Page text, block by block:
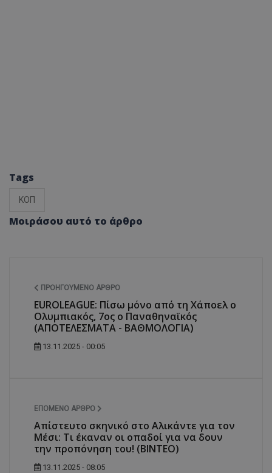
Tags
ΚΟΠ
Μοιράσου αυτό το άρθρο
ΠΡΟΗΓΟΎΜΕΝΟ ΆΡΘΡΟ
EUROLEAGUE: Πίσω μόνο από τη Χάποελ ο
Ολυμπιακός, 7ος ο Παναθηναϊκός
(ΑΠΟΤΕΛΕΣΜΑΤΑ - ΒΑΘΜΟΛΟΓΙΑ)
13.11.2025 - 00:05
ΕΠΌΜΕΝΟ ΆΡΘΡΟ
Απίστευτο σκηνικό στο Αλικάντε για τον
Μέσι: Τι έκαναν οι οπαδοί για να δουν
την προπόνηση του! (ΒΙΝΤΕΟ)
13.11.2025 - 08:05